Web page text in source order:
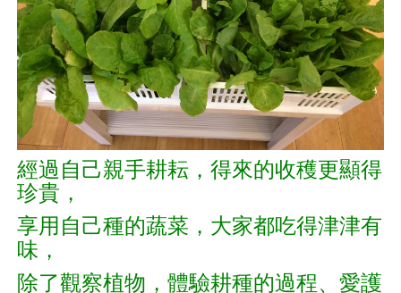
經過自己親手耕耘，得來的收穫更顯得
珍貴，
享用自己種的蔬菜，大家都吃得津津有
味，
除了觀察植物，體驗耕種的過程、愛護